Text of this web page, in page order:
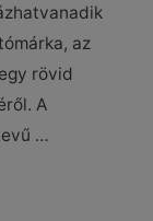
az
rövid
A
…